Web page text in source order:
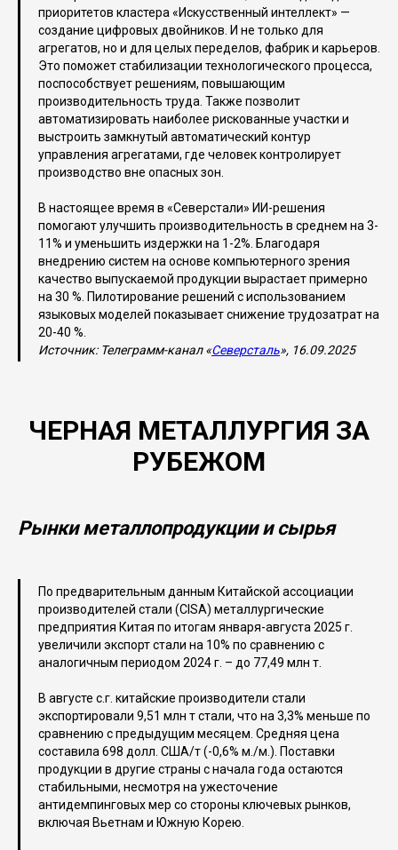
приоритетов кластера «Искусственный интеллект» —
создание цифровых двойников. И не только для
агрегатов, но и для целых переделов, фабрик и карьеров.
Это поможет стабилизации технологического процесса,
поспособствует решениям, повышающим
производительность труда. Также позволит
автоматизировать наиболее рискованные участки и
выстроить замкнутый автоматический контур
управления агрегатами, где человек контролирует
производство вне опасных зон.
В настоящее время в «Северстали» ИИ-решения
помогают улучшить производительность в среднем на 3-
11% и уменьшить издержки на 1-2%. Благодаря
внедрению систем на основе компьютерного зрения
качество выпускаемой продукции вырастает примерно
на 30 %. Пилотирование решений с использованием
языковых моделей показывает снижение трудозатрат на
20-40 %.
Источник: Телеграмм-канал «Северсталь», 16.09.2025
ЧЕРНАЯ МЕТАЛЛУРГИЯ ЗА
РУБЕЖОМ
Рынки металлопродукции и сырья
По предварительным данным Китайской ассоциации
производителей стали (CISA) металлургические
предприятия Китая по итогам января-августа 2025 г.
увеличили экспорт стали на 10% по сравнению с
аналогичным периодом 2024 г. – до 77,49 млн т.
В августе с.г. китайские производители стали
экспортировали 9,51 млн т стали, что на 3,3% меньше по
сравнению с предыдущим месяцем. Средняя цена
составила 698 долл. США/т (-0,6% м./м.). Поставки
продукции в другие страны с начала года остаются
стабильными, несмотря на ужесточение
антидемпинговых мер со стороны ключевых рынков,
включая Вьетнам и Южную Корею.